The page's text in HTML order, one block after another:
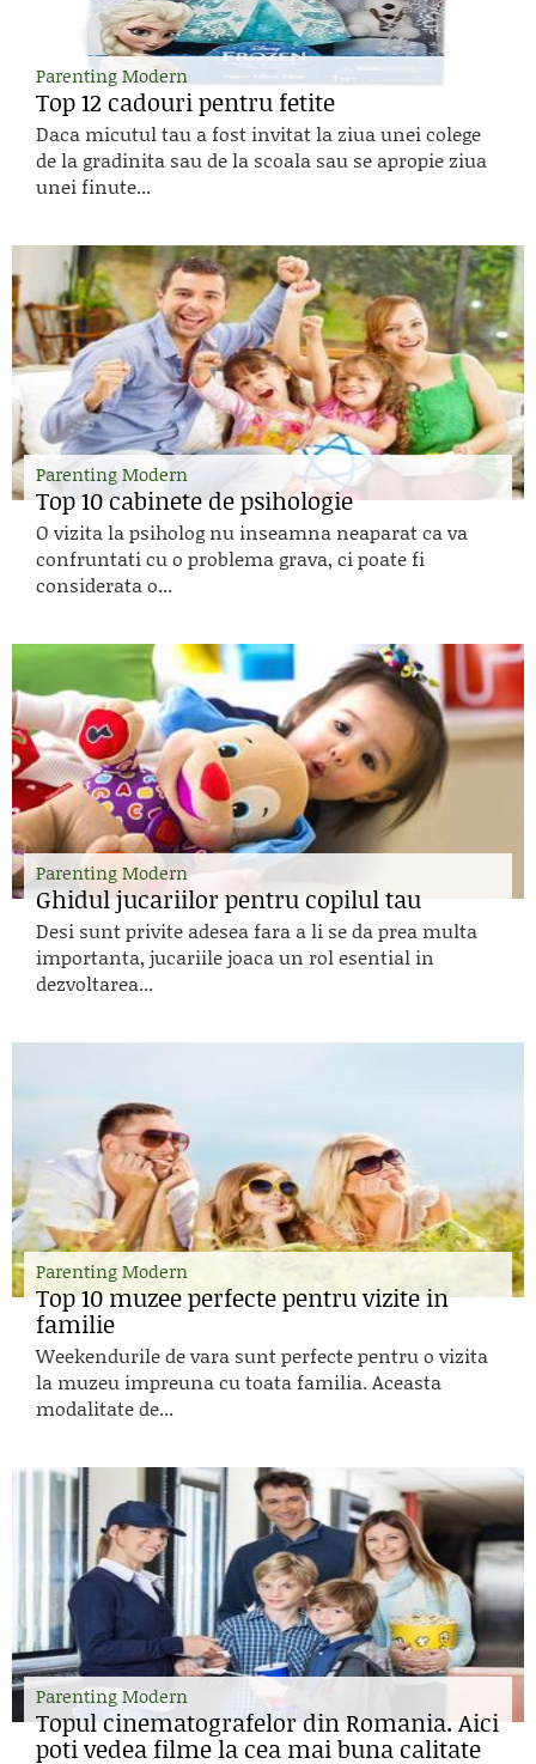
Parenting Modern
Top 12 cadouri pentru fetite
Daca micutul tau a fost invitat la ziua unei colege
de la gradinita sau de la scoala sau se apropie ziua
unei finute...
Parenting Modern
Top 10 cabinete de psihologie
O vizita la psiholog nu inseamna neaparat ca va
confruntati cu o problema grava, ci poate fi
considerata o...
Parenting Modern
Ghidul jucariilor pentru copilul tau
Desi sunt privite adesea fara a li se da prea multa
importanta, jucariile joaca un rol esential in
dezvoltarea...
Parenting Modern
Top 10 muzee perfecte pentru vizite in
familie
Weekendurile de vara sunt perfecte pentru o vizita
la muzeu impreuna cu toata familia. Aceasta
modalitate de...
Parenting Modern
Topul cinematografelor din Romania. Aici
poti vedea filme la cea mai buna calitate